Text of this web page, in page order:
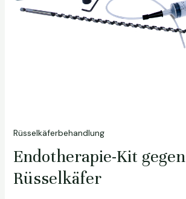
Rüsselkäferbehandlung
Endotherapie-Kit gegen
Rüsselkäfer